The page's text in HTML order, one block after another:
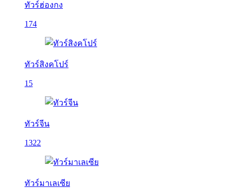
ทัวร์ฮ่องกง
174
ทัวร์สิงคโปร์
15
ทัวร์จีน
1322
ทัวร์มาเลเซีย